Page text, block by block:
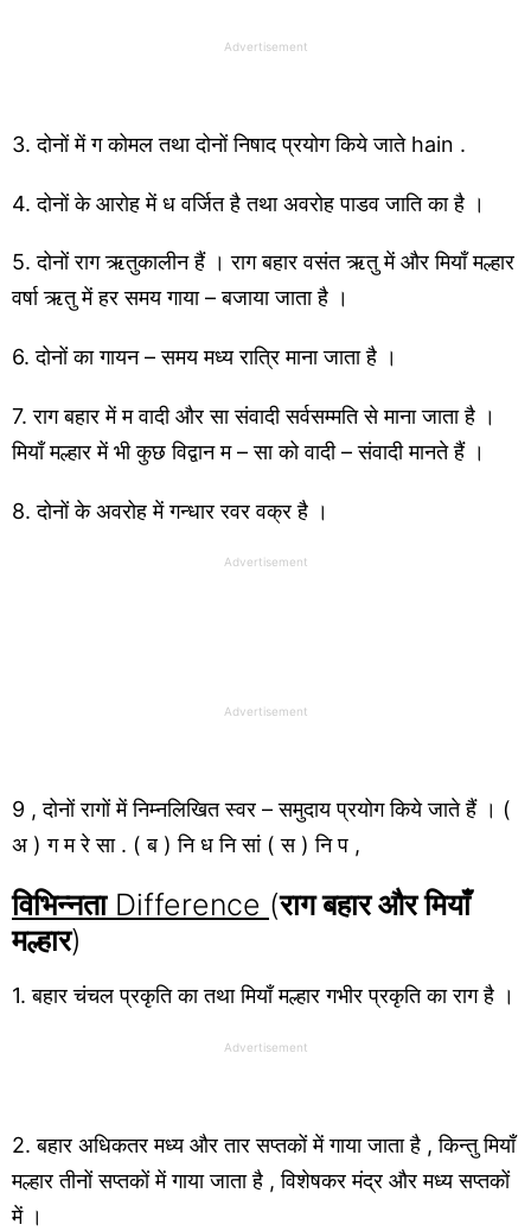
Advertisement
3. दोनों में ग कोमल तथा दोनों निषाद प्रयोग किये जाते hain .
4. दोनों के आरोह में ध वर्जित है तथा अवरोह पाडव जाति का है ।
5. दोनों राग ऋतुकालीन हैं । राग बहार वसंत ऋतु में और मियाँ मल्हार
वर्षा ऋतु में हर समय गाया – बजाया जाता है ।
6. दोनों का गायन – समय मध्य रात्रि माना जाता है ।
7. राग बहार में म वादी और सा संवादी सर्वसम्मति से माना जाता है ।
मियाँ मल्हार में भी कुछ विद्वान म – सा को वादी – संवादी मानते हैं ।
8. दोनों के अवरोह में गन्धार रवर वक्र है ।
Advertisement
Advertisement
9 , दोनों रागों में निम्नलिखित स्वर – समुदाय प्रयोग किये जाते हैं । (
अ ) ग म रे सा . ( ब ) नि ध नि सां ( स ) नि प ,
विभिन्नताDifference (राग बहार और मियाँ
मल्हार)
1. बहार चंचल प्रकृति का तथा मियाँ मल्हार गभीर प्रकृति का राग है ।
Advertisement
2. बहार अधिकतर मध्य और तार सप्तकों में गाया जाता है , किन्तु मियाँ
मल्हार तीनों सप्तकों में गाया जाता है , विशेषकर मंद्र और मध्य सप्तकों
में ।